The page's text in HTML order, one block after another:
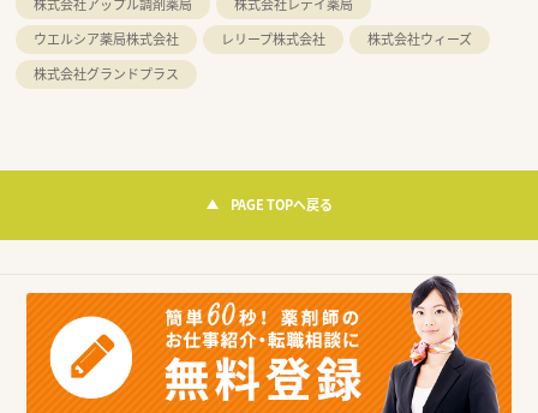
ウエルシア薬局株式会社
レリープ株式会社
株式会社ウィーズ
株式会社グランドプラス
PAGE TOPへ戻る